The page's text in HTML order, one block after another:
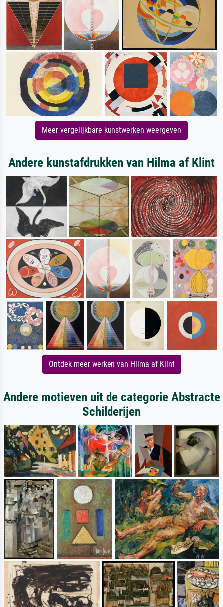
Meer vergelijkbare kunstwerken weergeven
Andere kunstafdrukken van Hilma af Klint
Ontdek meer werken van Hilma af Klint
Andere motieven uit de categorie Abstracte
Schilderijen